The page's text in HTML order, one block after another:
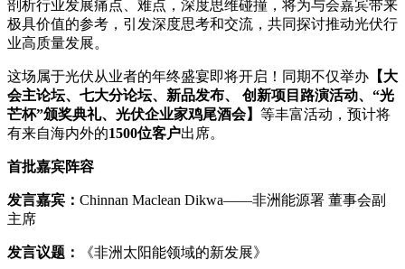
剖析行业发展痛点、难点，深度思维碰撞，将为与会嘉宾带来
极具价值的参考，引发深度思考和交流，共同探讨推动光伏行
业高质量发展。
这场属于光伏从业者的年终盛宴即将开启！同期不仅举办 【大
会主论坛、七大分论坛、新品发布、 创新项目路演活动、“光
芒杯”颁奖典礼、光伏企业家鸡尾酒会】 等丰富活动，预计将
有来自海内外的1500位客户出席。
首批嘉宾阵容
发言嘉宾： Chinnan Maclean Dikwa——非洲能源署 董事会副
主席
发言议题： 《非洲太阳能领域的新发展》